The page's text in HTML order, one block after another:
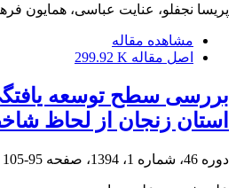
پریسا نجفلو، عنایت عباسی، همایون
مشاهده مقاله
اصل مقاله 299.92 K
بررسی سطح توسعه
استان زنجان از لحاظ
دوره 46، شماره 1، 1394، صفحه 95-105